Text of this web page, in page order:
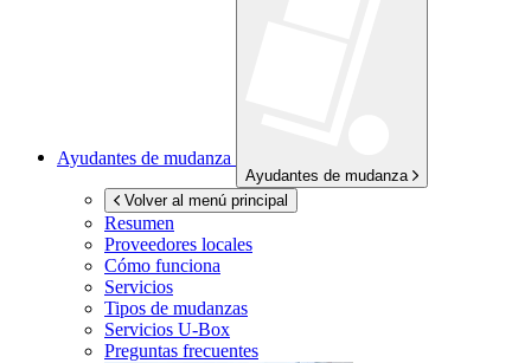
Ayudantes de mudanza
Ayudantes de mudanza
Volver al menú principal
Resumen
Proveedores locales
Cómo funciona
Servicios
Tipos de mudanzas
Servicios U-Box
Preguntas frecuentes